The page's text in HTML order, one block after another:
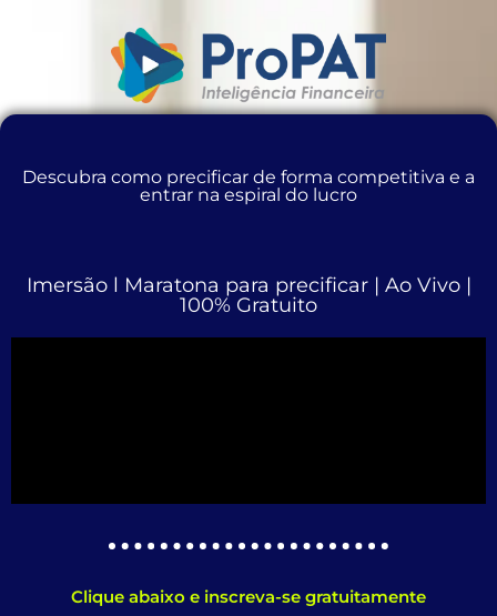
Descubra como precificar de forma competitiva e a
entrar na espiral do lucro
Imersão l Maratona para precificar | Ao Vivo |
100% Gratuito
Clique abaixo e inscreva-se gratuitamente